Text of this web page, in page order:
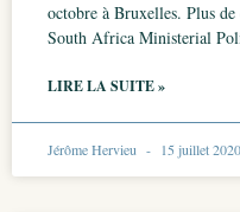
octobre à Bruxelles. Plus
South Africa Ministerial
LIRE LA SUITE »
Jérôme Hervieu 15 juillet 2020